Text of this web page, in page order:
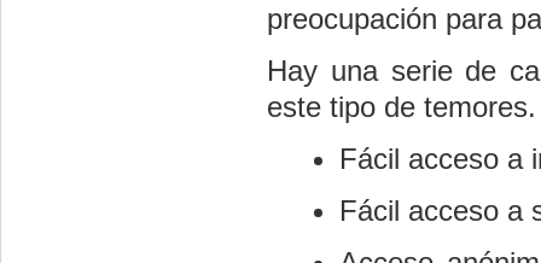
preocupación para
Hay una serie de
este tipo de
Fácil acceso a
Fácil acceso a